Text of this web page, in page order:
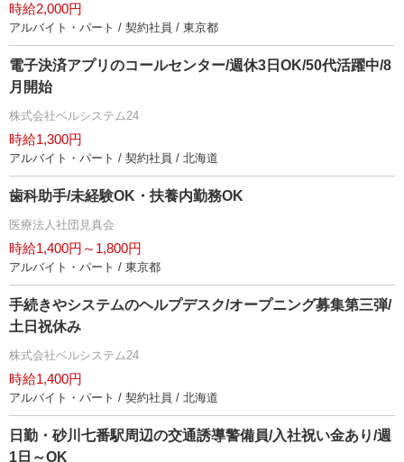
時給2,000円
アルバイト・パート / 契約社員 / 東京都
電子決済アプリのコールセンター/週休3日OK/50代活躍中/8
月開始
株式会社ベルシステム24
時給1,300円
アルバイト・パート / 契約社員 / 北海道
歯科助手/未経験OK・扶養内勤務OK
医療法人社団見真会
時給1,400円～1,800円
アルバイト・パート / 東京都
手続きやシステムのヘルプデスク/オープニング募集第三弾/
土日祝休み
株式会社ベルシステム24
時給1,400円
アルバイト・パート / 契約社員 / 北海道
日勤・砂川七番駅周辺の交通誘導警備員/入社祝い金あり/週
1日～OK